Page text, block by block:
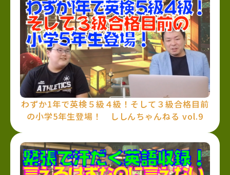
わずか1年で英検５級４級！そして３級合格目前
の小学5年生登場！ ししんちゃんねる vol.9